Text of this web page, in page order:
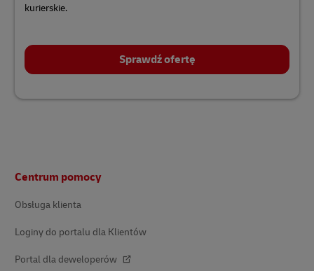
kurierskie.
Sprawdź ofertę
Centrum pomocy
Obsługa klienta
Loginy do portalu dla Klientów
Portal dla deweloperów